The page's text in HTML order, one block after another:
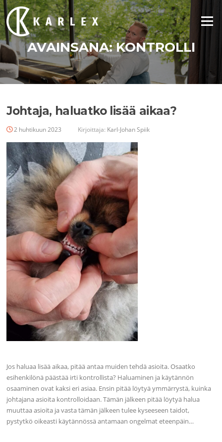
Siirry
suoraan
sisältöön
Valikko
AVAINSANA:KONTROLLI
Johtaja, haluatko lisää aikaa?
2 huhtikuun 2023 Kirjoittaja: Karl-Johan Spiik
Jos haluaa lisää aikaa, pitää antaa muiden tehdä asioita. Osaatko
esihenkilönä päästää irti kontrollista? Haluaminen ja käytännön
osaaminen ovat kaksi eri asiaa. Ensin pitää löytyä ymmärrystä, kuinka
johtajana asioita kontrolloidaan. Tämän jälkeen pitää löytyä halua
muuttaa asioita ja vasta tämän jälkeen tulee kyseeseen taidot,
pystytkö oikeasti käytännössä antamaan ongelmat eteenpäin…